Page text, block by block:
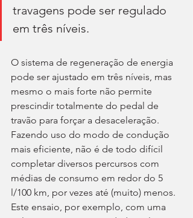
travagens pode ser regulado
em três níveis.
O sistema de regeneração de energia
pode ser ajustado em três níveis, mas
mesmo o mais forte não permite
prescindir totalmente do pedal de
travão para forçar a desaceleração.
Fazendo uso do modo de condução
mais eficiente, não é de todo difícil
completar diversos percursos com
médias de consumo em redor do 5
l/100 km, por vezes até (muito) menos.
Este ensaio, por exemplo, com uma